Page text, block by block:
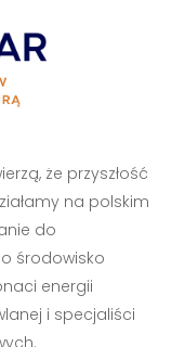
że przyszłość
na polskim
do
środowisko
energii
i specjaliści